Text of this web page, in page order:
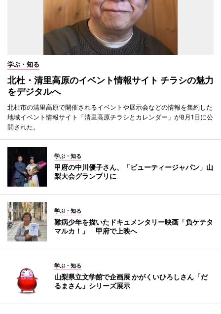
学ぶ・知る
北杜・清里高原のイベント情報サイト チラシの魅力
をデジタルへ
北杜市の清里高原で開催されるイベントや展示会などの情報を集約した
地域イベント情報サイト「清里高原チラシとカレンダー」が8月1日に公
開された。
学ぶ・知る
甲府の中川優子さん、「ビューティージャパン」山
梨大会グランプリに
学ぶ・知る
難病少年を描いたドキュメンタリー映画「負ケテタ
マルカ！」 甲府で上映へ
学ぶ・知る
山梨県立文学館で企画展 かがくいひろしさん「だ
るまさん」シリーズ展示